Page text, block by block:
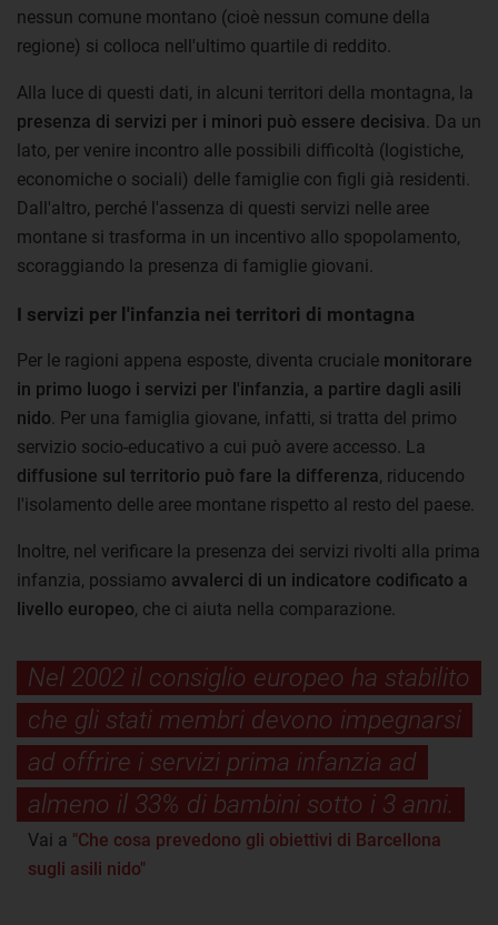
nessun comune montano (cioè nessun comune della
regione) si colloca nell'ultimo quartile di reddito.
Alla luce di questi dati, in alcuni territori della montagna, la
presenza di servizi per i minori può essere decisiva . Da un
lato, per venire incontro alle possibili difficoltà (logistiche,
economiche o sociali) delle famiglie con figli già residenti.
Dall'altro, perché l'assenza di questi servizi nelle aree
montane si trasforma in un incentivo allo spopolamento,
scoraggiando la presenza di famiglie giovani.
I servizi per l'infanzia nei territori di montagna
Per le ragioni appena esposte, diventa cruciale monitorare
in primo luogo i servizi per l'infanzia, a partire dagli asili
nido . Per una famiglia giovane, infatti, si tratta del primo
servizio socio-educativo a cui può avere accesso. La
diffusione sul territorio può fare la differenza, riducendo
l'isolamento delle aree montane rispetto al resto del paese.
Inoltre, nel verificare la presenza dei servizi rivolti alla prima
infanzia, possiamo avvalerci di un indicatore codificato a
livello europeo, che ci aiuta nella comparazione.
Nel 2002 il consiglio europeo ha stabilito
che gli stati membri devono impegnarsi
ad offrire i servizi prima infanzia ad
almeno il 33% di bambini sotto i 3 anni.
Vai a "Che cosa prevedono gli obiettivi di Barcellona
sugli asili nido"